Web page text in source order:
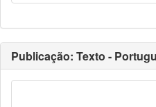
Publicação: Texto -